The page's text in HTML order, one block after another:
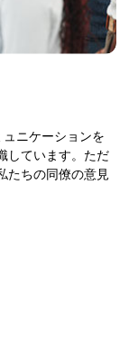
ニケーションを
しています。ただ
たちの同僚の意見